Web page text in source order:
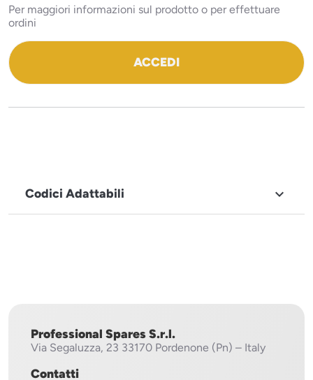
Per maggiori informazioni sul prodotto o per effettuare
ordini
ACCEDI
Codici Adattabili 
Professional Spares S.r.l.
Via Segaluzza, 23 33170 Pordenone (Pn) – Italy
Contatti